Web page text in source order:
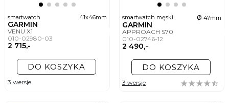
smartwatch 41x46mm
GARMIN
VENU X1
010-02980-03
2 715,-
DO KOSZYKA
3 wersje
smartwatch męski ø 47mm
GARMIN
APPROACH S70
010-02746-12
2 490,-
DO KOSZYKA
3 wersje